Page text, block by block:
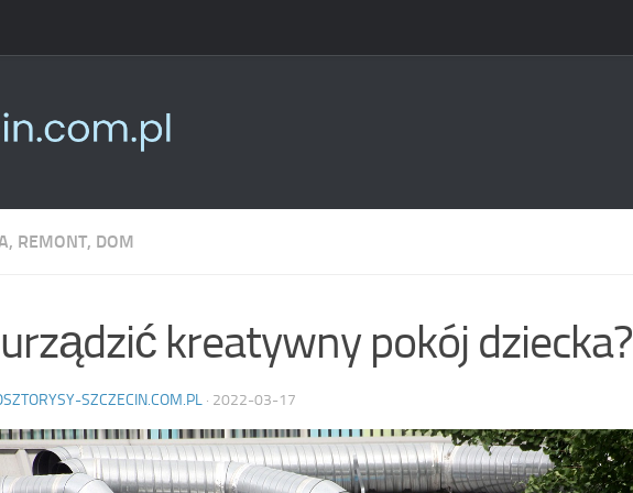
REMONT, DOM
urządzić kreatywny pokój dziecka?
SZCZECIN.COM.PL · 2022-03-17